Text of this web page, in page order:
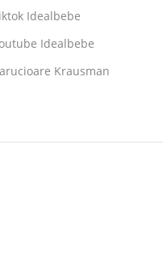
Idealbebe
Idealbebe
Krausman